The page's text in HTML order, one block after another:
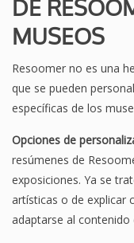
DE
MUSEOS
Resoomer no es una
que se pueden
específicas de los
Opciones de
resúmenes de
exposiciones. Ya se
artísticas o de explicar
adaptarse al